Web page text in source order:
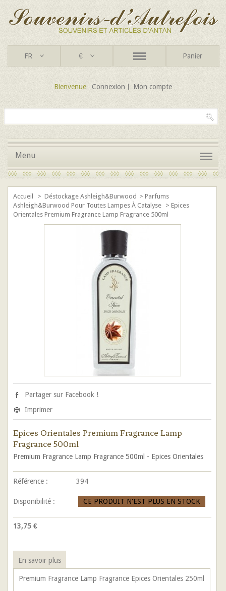
FR € Panier
Bienvenue Connexion Mon compte
Menu
Accueil > Déstockage Ashleigh&Burwood > Parfums
Ashleigh&Burwood Pour Toutes Lampes À Catalyse > Epices
Orientales Premium Fragrance Lamp Fragrance 500ml
Partager sur Facebook !
Imprimer
Epices Orientales Premium Fragrance Lamp
Fragrance 500ml
Premium Fragrance Lamp Fragrance 500ml - Epices Orientales
Référence : 394
Disponibilité : CE PRODUIT N'EST PLUS EN STOCK
13,75 €
En savoir plus
Premium Fragrance Lamp Fragrance Epices Orientales 250ml